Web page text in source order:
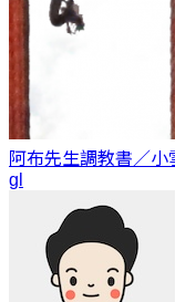
阿布先生調教書／小
gl